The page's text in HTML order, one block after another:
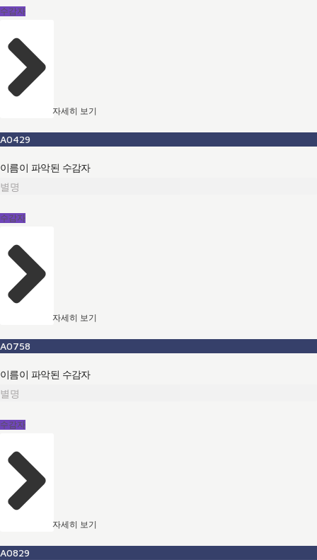
수감자
자세히 보기
A0429
이름이 파악된 수감자
별명
수감자
자세히 보기
A0758
이름이 파악된 수감자
별명
수감자
자세히 보기
A0829